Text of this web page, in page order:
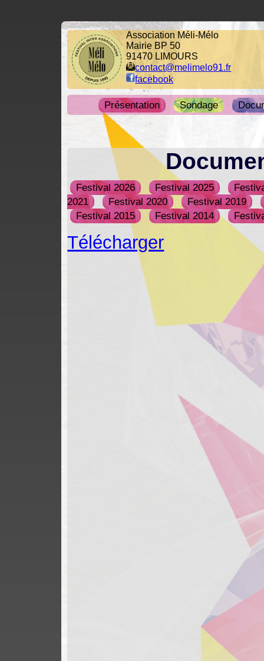
Association Méli-Mélo
Mairie BP 50
91470 LIMOURS
contact@melimelo91.fr
facebook
Présentation Sondage
Festival 2026 Festival 2025
2021
Festival 2020
Festival 2019
Festival 2015
Festival 2014
Télécharger